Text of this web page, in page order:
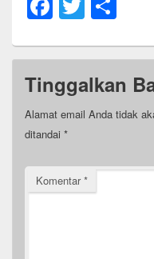
c
e
b
o
o
k
tt
er
ar
e
Tinggalkan
Alamat email Anda tidak
ditandai *
Komentar*